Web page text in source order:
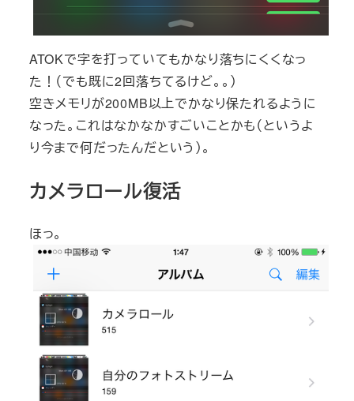
ATOKで字を打っていてもかなり落ちにくくなっ
た！（でも既に2回落ちてるけど。。）
空きメモリが200MB以上でかなり保たれるように
なった。これはなかなかすごいことかも（というよ
り今まで何だったんだという）。
カメラロール復活
ほっ。